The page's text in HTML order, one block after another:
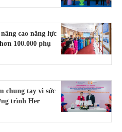
cao năng lực
100.000 phụ
chung tay vì sức
trình Her